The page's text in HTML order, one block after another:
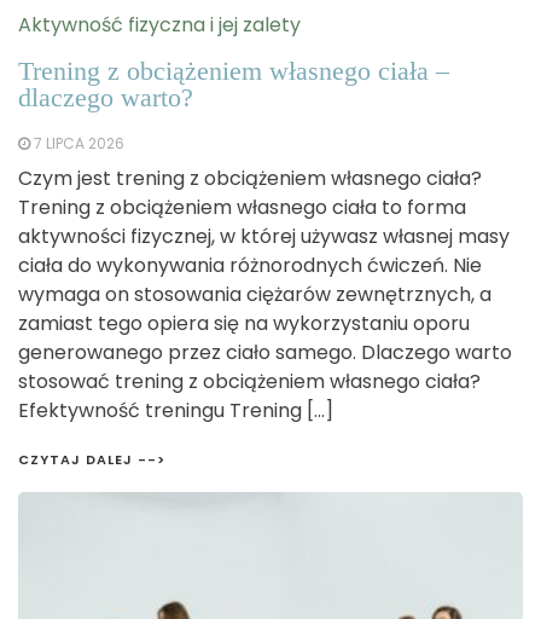
Aktywność fizyczna i jej zalety
Trening z obciążeniem własnego ciała –
dlaczego warto?
7 LIPCA 2026
Czym jest trening z obciążeniem własnego ciała?
Trening z obciążeniem własnego ciała to forma
aktywności fizycznej, w której używasz własnej masy
ciała do wykonywania różnorodnych ćwiczeń. Nie
wymaga on stosowania ciężarów zewnętrznych, a
zamiast tego opiera się na wykorzystaniu oporu
generowanego przez ciało samego. Dlaczego warto
stosować trening z obciążeniem własnego ciała?
Efektywność treningu Trening […]
CZYTAJ DALEJ -->